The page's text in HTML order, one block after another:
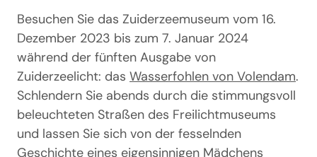
Besuchen Sie das Zuiderzeemuseum vom 16.
Dezember 2023 bis zum 7. Januar 2024
während der fünften Ausgabe von
Zuiderzeelicht: das Wasserfohlen von Volendam.
Schlendern Sie abends durch die stimmungsvoll
beleuchteten Straßen des Freilichtmuseums
und lassen Sie sich von der fesselnden
Geschichte eines eigensinnigen Mädchens